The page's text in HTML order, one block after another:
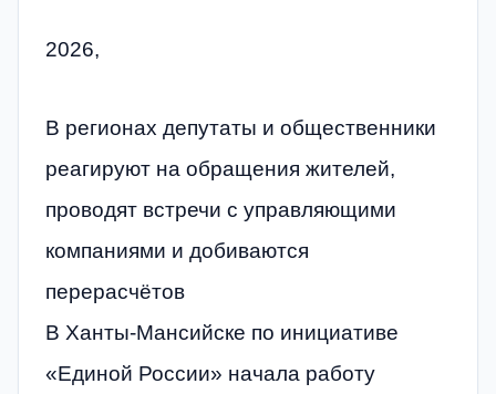
2026,
В регионах депутаты и общественники
реагируют на обращения жителей,
проводят встречи с управляющими
компаниями и добиваются
перерасчётов
В Ханты-Мансийске по инициативе
«Единой России» начала работу